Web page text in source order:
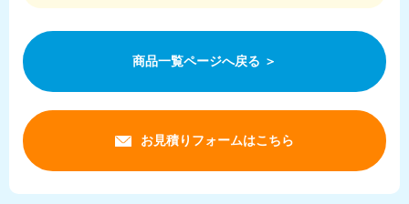
商品一覧ページへ戻る ＞
お見積りフォームはこちら